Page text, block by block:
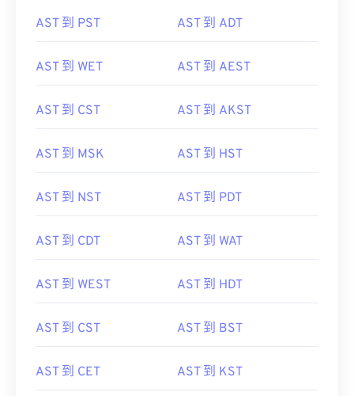
AST 到 PST AST 到 ADT
AST 到 WET AST 到 AEST
AST 到 CST AST 到 AKST
AST 到 MSK AST 到 HST
AST 到 NST AST 到 PDT
AST 到 CDT AST 到 WAT
AST 到 WEST AST 到 HDT
AST 到 CST AST 到 BST
AST 到 CET AST 到 KST